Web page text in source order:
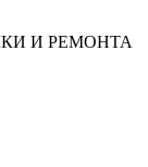
И РЕМОНТА